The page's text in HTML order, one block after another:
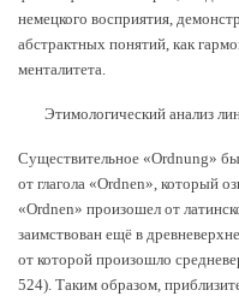
немецкого восприятия,
абстрактных понятий, как
менталитета.
Этимологический анализ
Существительное «Ordnung»
от глагола «Ordnen», который
«Ordnen» произошел от
заимствован ещё в
от которой произошло
524). Таким образом,